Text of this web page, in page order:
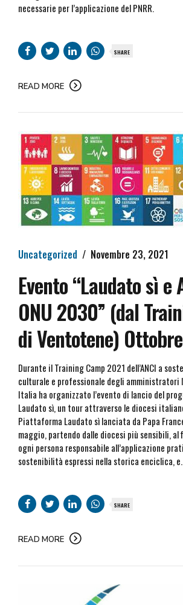
necessarie per l’applicazione del PNRR.
SHARE
READ MORE
Uncategorized Novembre 23, 2021
Evento “Laudato sì e
ONU 2030” (dal
di Ventotene)
Durante il Training Camp 2021 dell’ANCI a
culturale e professionale degli amministratori
Italia ha organizzato l’evento di lancio del
Laudato sì, un tour attraverso le diocesi
Piattaforma Laudato sì lanciata da Papa
maggio, partendo dalle diocesi più sensibili, al
ogni persona responsabile all’applicazione
sostenibilità espressi nella storica enciclica,
SHARE
READ MORE